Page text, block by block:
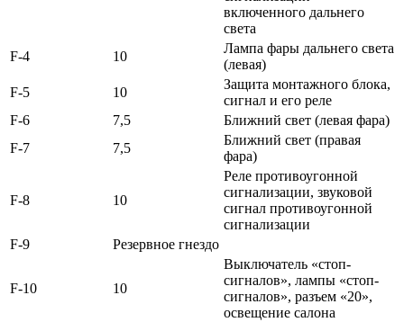
включенного дальнего
света
F-4
10
Лампа фары дальнего света
(левая)
F-5
10
Защита монтажного блока,
сигнал и его реле
F-6
7,5
Ближний свет (левая фара)
F-7
7,5
Ближний свет (правая
фара)
F-8 10
Реле противоугонной
сигнализации, звуковой
сигнал противоугонной
сигнализации
F-9
Резервное гнездо
F-10 10
Выключатель «стоп-
сигналов», лампы «стоп-
сигналов», разъем «20»,
освещение салона